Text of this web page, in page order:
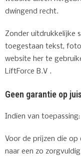
dwingend recht.
Zonder uitdrukkelijke
toegestaan tekst,
website her te
LiftForce B.V .
Geen garantie op
Indien van toepassing:
Voor de prijzen die
naar een zo